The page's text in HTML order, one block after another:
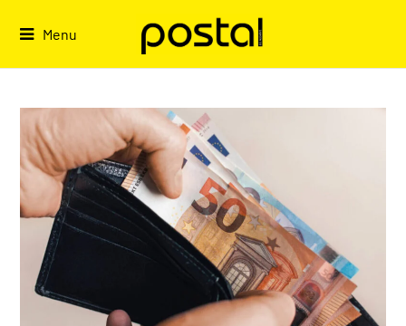
Menu